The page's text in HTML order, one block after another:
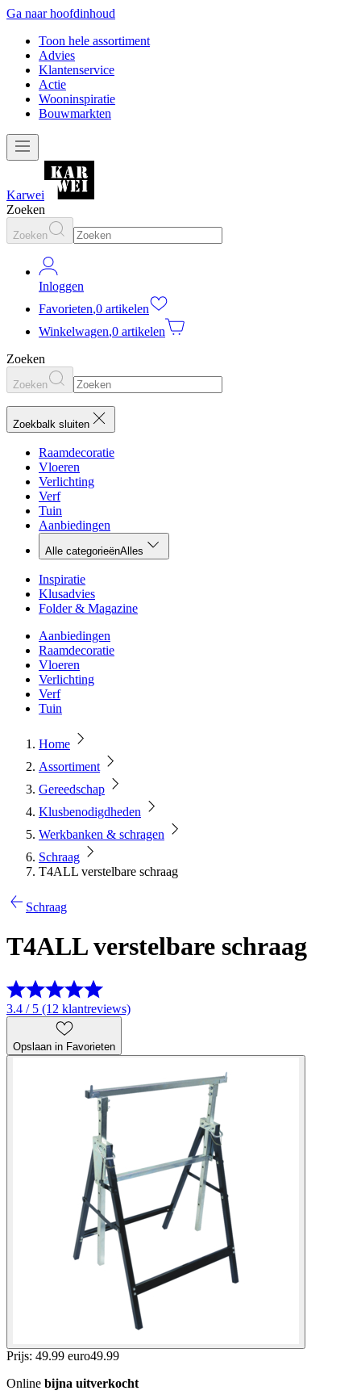
Ga naar hoofdinhoud
Toon hele assortiment
Advies
Klantenservice
Actie
Wooninspiratie
Bouwmarkten
Karwei
Zoeken
Zoeken
Inloggen
Favorieten,0 artikelen
Winkelwagen,0 artikelen
Zoeken
Zoeken
Zoekbalk sluiten
Raamdecoratie
Vloeren
Verlichting
Verf
Tuin
Aanbiedingen
Alle categorieënAlles
Inspiratie
Klusadvies
Folder & Magazine
Aanbiedingen
Raamdecoratie
Vloeren
Verlichting
Verf
Tuin
Home
Assortiment
Gereedschap
Klusbenodigdheden
Werkbanken & schragen
Schraag
T4ALL verstelbare schraag
Schraag
T4ALL verstelbare schraag
3.4 / 5 (12 klantreviews)
Opslaan in Favorieten
Prijs: 49.99 euro49.99
Online bijna uitverkocht